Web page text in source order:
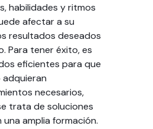
habilidades y ritmos
afectar a su
resultados deseados
Para tener éxito, es
eficientes para que
adquieran
necesarios,
trata de soluciones
amplia formación.